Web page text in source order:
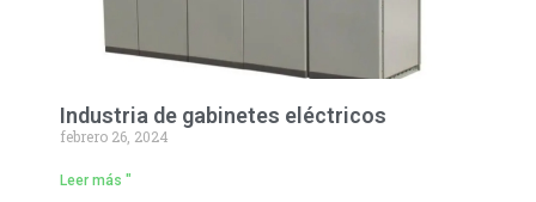
Industria de gabinetes eléctricos
febrero 26, 2024
Leer más "